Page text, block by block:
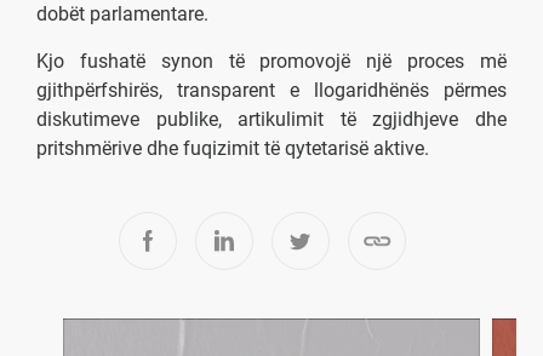
dobët parlamentare.
Kjo fushatë synon të promovojë një proces më
gjithpërfshirës, transparent e llogaridhënës përmes
diskutimeve publike, artikulimit të zgjidhjeve dhe
pritshmërive dhe fuqizimit të qytetarisë aktive.